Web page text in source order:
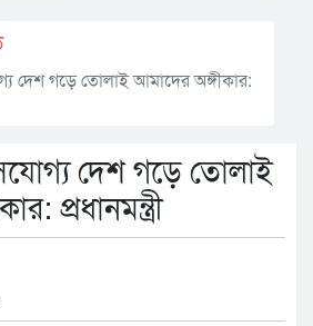
দেশ গড়ে তোলাই আমাদের অঙ্গীকার:
দেশ গড়ে তোলাই
প্রধানমন্ত্রী